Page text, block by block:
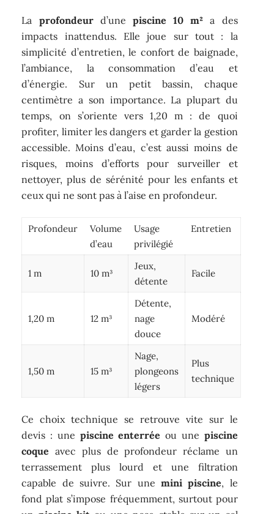
La profondeurd’une piscine 10 m² a des
impacts inattendus. Elle joue sur tout : la
simplicité d’entretien, le confort de baignade,
l’ambiance, la consommation d’eau et
d’énergie. Sur un petit bassin, chaque
centimètre a son importance. La plupart du
temps, on s’oriente vers 1,20 m : de quoi
profiter, limiter les dangers et garder la gestion
accessible. Moins d’eau, c’est aussi moins de
risques, moins d’efforts pour surveiller et
nettoyer, plus de sérénité pour les enfants et
ceux qui ne sont pas à l’aise en profondeur.
Profondeur
Volume
d’eau
Usage
privilégié
Entretien
1 m 10 m³
Jeux,
détente
Facile
1,20 m 12 m³
Détente,
nage
douce
Modéré
1,50 m 15 m³
Nage,
plongeons
légers
Plus
technique
Ce choix technique se retrouve vite sur le
devis : une piscine enterrée ou une piscine
coque avec plus de profondeur réclame un
terrassement plus lourd et une filtration
capable de suivre. Sur une mini piscine, le
fond plat s’impose fréquemment, surtout pour